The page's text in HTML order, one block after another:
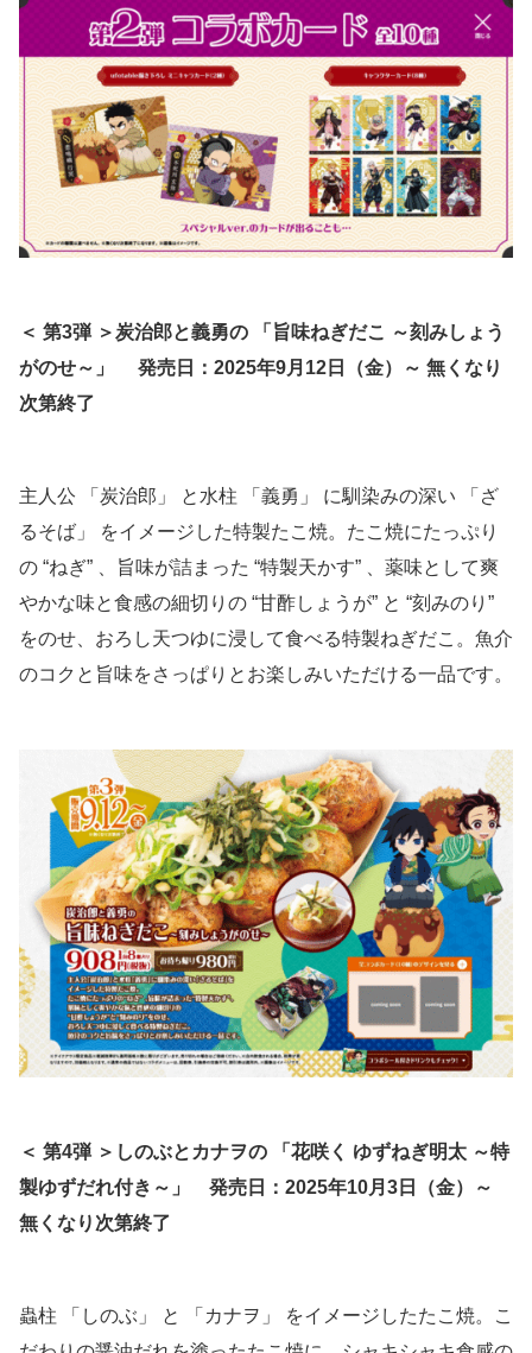
＜ 第3弾 ＞炭治郎と義勇の 「旨味ねぎだこ ～刻みしょう
がのせ～」
発売日：2025年9月12日（金）～ 無くなり
次第終了
主人公 「炭治郎」 と水柱 「義勇」 に馴染みの深い 「ざ
るそば」 をイメージした特製たこ焼。たこ焼にたっぷり
の “ねぎ” 、旨味が詰まった “特製天かす” 、薬味として爽
やかな味と食感の細切りの “甘酢しょうが” と “刻みのり”
をのせ、おろし天つゆに浸して食べる特製ねぎだこ。魚介
のコクと旨味をさっぱりとお楽しみいただける一品です。
＜ 第4弾 ＞しのぶとカナヲの 「花咲く ゆずねぎ明太 ～特
製ゆずだれ付き～」
発売日：2025年10月3日（金）～
無くなり次第終了
蟲柱 「しのぶ」 と 「カナヲ」 をイメージしたたこ焼。こ